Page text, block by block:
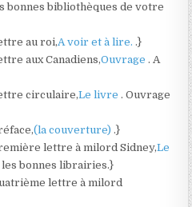
bonnes bibliothèques de votre
au roi,A voir et à lire..}
aux Canadiens,Ouvrage. A
circulaire,Le livre. Ouvrage
(la couverture).}
lettre à milord Sidney,Le
bonnes librairies.}
lettre à milord